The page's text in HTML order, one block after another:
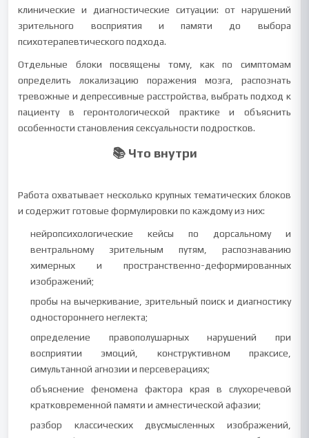
клинические и диагностические ситуации: от нарушений
зрительного восприятия и памяти до выбора
психотерапевтического подхода.
Отдельные блоки посвящены тому, как по симптомам
определить локализацию поражения мозга, распознать
тревожные и депрессивные расстройства, выбрать подход к
пациенту в геронтологической практике и объяснить
особенности становления сексуальности подростков.
📚 Что внутри
Работа охватывает несколько крупных тематических блоков
и содержит готовые формулировки по каждому из них:
нейропсихологические кейсы по дорсальному и
вентральному зрительным путям, распознаванию
химерных и пространственно-деформированных
изображений;
пробы на вычеркивание, зрительный поиск и диагностику
одностороннего неглекта;
определение правополушарных нарушений при
восприятии эмоций, конструктивном праксисе,
симультанной агнозии и персеверациях;
объяснение феномена фактора края в слухоречевой
кратковременной памяти и амнестической афазии;
разбор классических двусмысленных изображений,